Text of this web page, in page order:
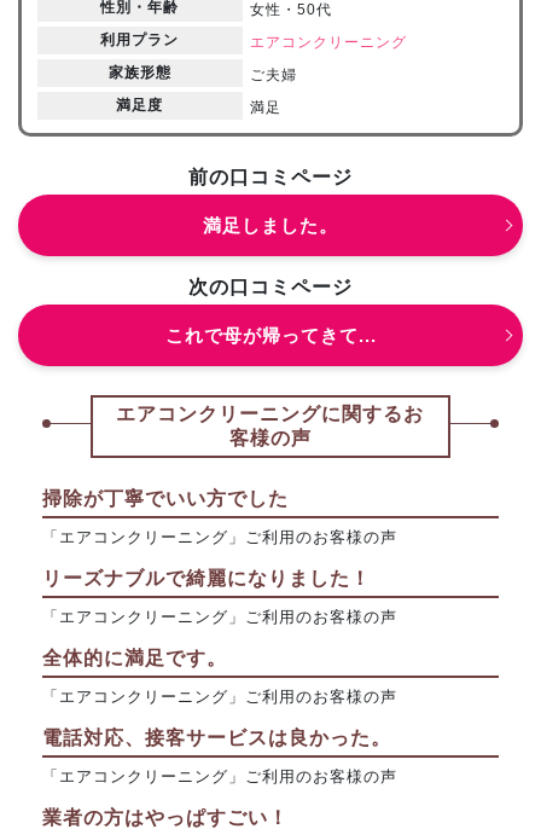
性別・年齢
女性・50代
利用プラン
エアコンクリーニング
家族形態
ご夫婦
満足度
満足
前の口コミページ
満足しました。
次の口コミページ
これで母が帰ってきて...
エアコンクリーニングに関するお
客様の声
掃除が丁寧でいい方でした
「エアコンクリーニング」ご利用のお客様の声
リーズナブルで綺麗になりました！
「エアコンクリーニング」ご利用のお客様の声
全体的に満足です。
「エアコンクリーニング」ご利用のお客様の声
電話対応、接客サービスは良かった。
「エアコンクリーニング」ご利用のお客様の声
業者の方はやっぱすごい！